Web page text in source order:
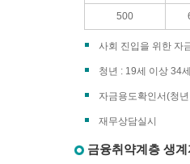
500
사회 진입을 위한 자
청년 : 19세 이상 34
자금용도확인서(청
재무상담실시
금융취약계층 생